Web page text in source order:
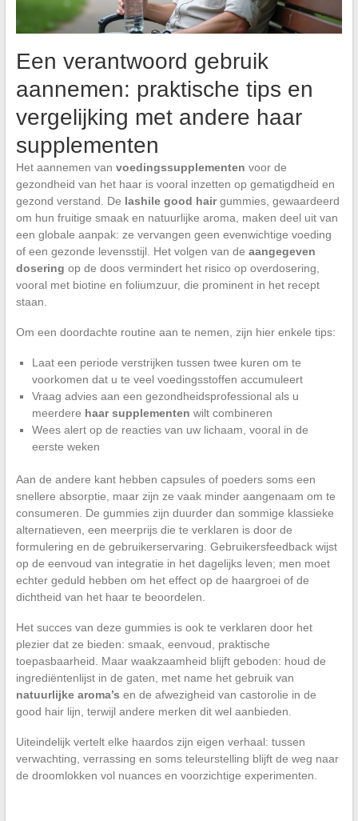
Een verantwoord gebruik
aannemen: praktische tips en
vergelijking met andere haar
supplementen
Het aannemen van voedingssupplementen voor de
gezondheid van het haar is vooral inzetten op gematigdheid en
gezond verstand. De lashile good hairgummies, gewaardeerd
om hun fruitige smaak en natuurlijke aroma, maken deel uit van
een globale aanpak: ze vervangen geen evenwichtige voeding
of een gezonde levensstijl. Het volgen van de aangegeven
dosering op de doos vermindert het risico op overdosering,
vooral met biotine en foliumzuur, die prominent in het recept
staan.
Om een doordachte routine aan te nemen, zijn hier enkele tips:
Laat een periode verstrijken tussen twee kuren om te
voorkomen dat u te veel voedingsstoffen accumuleert
Vraag advies aan een gezondheidsprofessional als u
meerdere haar supplementen wilt combineren
Wees alert op de reacties van uw lichaam, vooral in de
eerste weken
Aan de andere kant hebben capsules of poeders soms een
snellere absorptie, maar zijn ze vaak minder aangenaam om te
consumeren. De gummies zijn duurder dan sommige klassieke
alternatieven, een meerprijs die te verklaren is door de
formulering en de gebruikerservaring. Gebruikersfeedback wijst
op de eenvoud van integratie in het dagelijks leven; men moet
echter geduld hebben om het effect op de haargroei of de
dichtheid van het haar te beoordelen.
Het succes van deze gummies is ook te verklaren door het
plezier dat ze bieden: smaak, eenvoud, praktische
toepasbaarheid. Maar waakzaamheid blijft geboden: houd de
ingrediëntenlijst in de gaten, met name het gebruik van
natuurlijke aroma’s en de afwezigheid van castorolie in de
good hair lijn, terwijl andere merken dit wel aanbieden.
Uiteindelijk vertelt elke haardos zijn eigen verhaal: tussen
verwachting, verrassing en soms teleurstelling blijft de weg naar
de droomlokken vol nuances en voorzichtige experimenten.